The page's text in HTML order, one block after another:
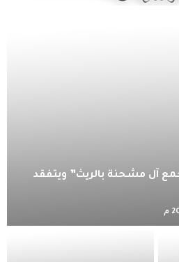
آل مشحنة بالريث” ويتفقد